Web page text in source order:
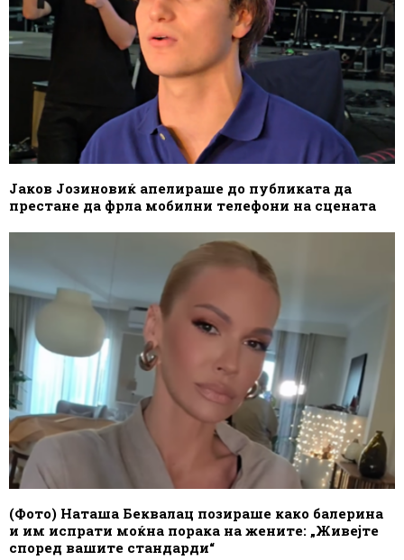
Јаков Јозиновиќ апелираше до публиката да
престане да фрла мобилни телефони на сцената
(Фото) Наташа Беквалац позираше како балерина
и им испрати моќна порака на жените: „Живејте
според вашите стандарди“